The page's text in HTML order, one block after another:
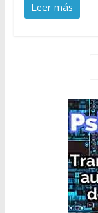
Leer más